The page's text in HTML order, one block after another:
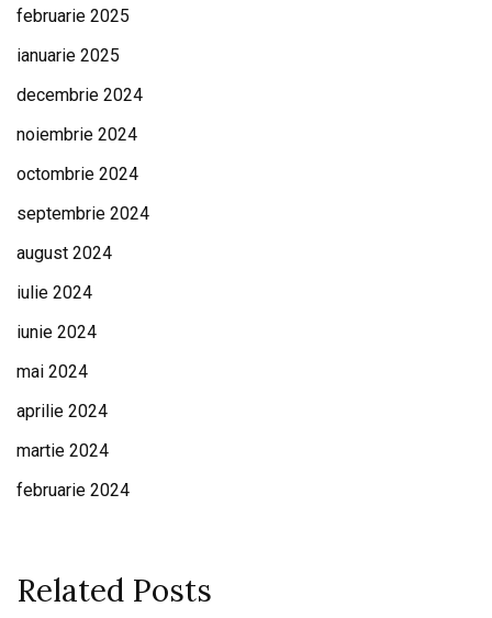
februarie 2025
ianuarie 2025
decembrie 2024
noiembrie 2024
octombrie 2024
septembrie 2024
august 2024
iulie 2024
iunie 2024
mai 2024
aprilie 2024
martie 2024
februarie 2024
Related Posts